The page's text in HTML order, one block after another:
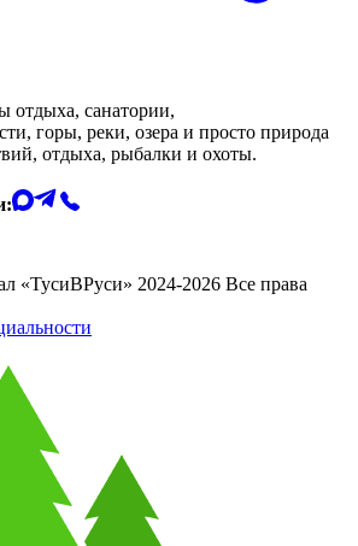
отдыха, санатории,
горы, реки, озера и просто природа
отдыха, рыбалки и охоты.
«ТусиВРуси» 2024-2026 Все права